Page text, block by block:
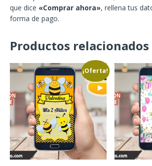
que dice «Comprar ahora», rellena tus
forma de pago.
Productos relacionados
¡Oferta!